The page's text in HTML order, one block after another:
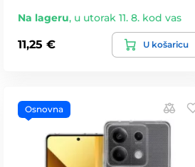
Na lageru, u utorak 11. 8. kod vas
11,25 € U košaricu
Osnovna